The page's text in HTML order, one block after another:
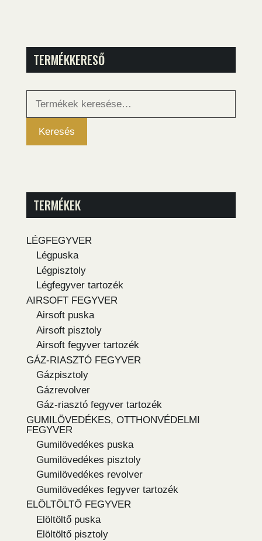
TERMÉKKERESŐ
Keresés
Keresés
TERMÉKEK
LÉGFEGYVER
Légpuska
Légpisztoly
Légfegyver tartozék
AIRSOFT FEGYVER
Airsoft puska
Airsoft pisztoly
Airsoft fegyver tartozék
GÁZ-RIASZTÓ FEGYVER
Gázpisztoly
Gázrevolver
Gáz-riasztó fegyver tartozék
GUMILÖVEDÉKES, OTTHONVÉDELMI
FEGYVER
Gumilövedékes puska
Gumilövedékes pisztoly
Gumilövedékes revolver
Gumilövedékes fegyver tartozék
ELÖLTÖLTŐ FEGYVER
Elöltöltő puska
Elöltöltő pisztoly